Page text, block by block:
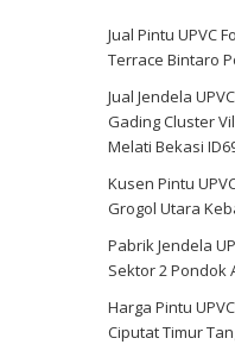
Jual Pintu UPVC
Terrace Bintaro
Jual Jendela
Gading Cluster
Melati Bekasi
Kusen Pintu
Grogol Utara
Pabrik Jendela
Sektor 2 Pondok
Harga Pintu
Ciputat Timur